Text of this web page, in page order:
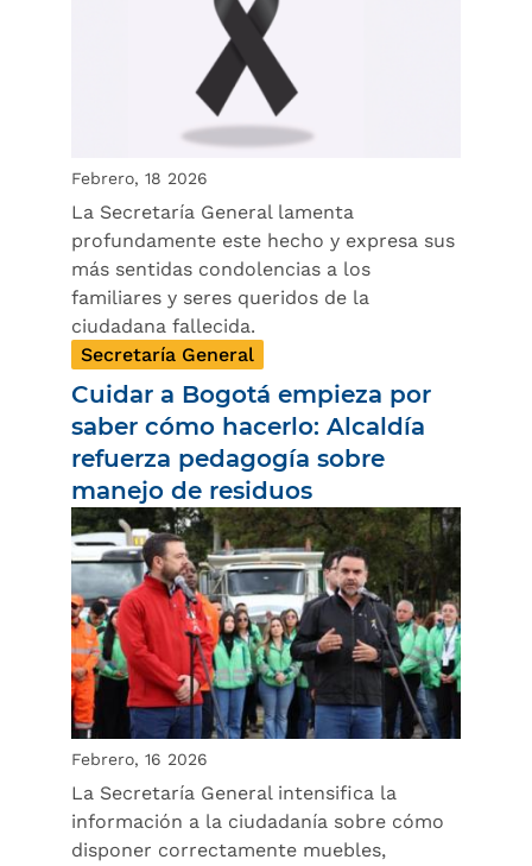
Febrero, 18 2026
La Secretaría General lamenta
profundamente este hecho y expresa sus
más sentidas condolencias a los
familiares y seres queridos de la
ciudadana fallecida.
Secretaría General
Cuidar a Bogotá empieza por
saber cómo hacerlo: Alcaldía
refuerza pedagogía sobre
manejo de residuos
Febrero, 16 2026
La Secretaría General intensifica la
información a la ciudadanía sobre cómo
disponer correctamente muebles,